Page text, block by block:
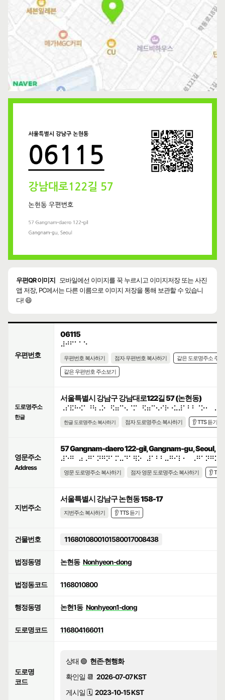
우편QR 이미지
모바일에선 이미지를 꾹 누르시고 이미지저장 또는 사진
앱 저장, PC에서는 다른 이름으로 이미지 저장을 통해 보관할 수 있습니
다! 😄
우편번호
06115
⠼⠚⠋⠁⠁⠑
우편번호 복사하기 점자 우편번호 복사하기
같은 도로명주소 주
같은 우편번호 주소보기
도로명주소
한글
서울특별시 강남구 강남대로122길 57 (논현동)
한글 도로명주소 복사하기 점자 도로명주소 복사하기 👂 TTS 듣기
영문주소
Address
57 Gangnam-daero 122-gil, Gangnam-gu, Seoul,
영문 도로명주소 복사하기 점자 영문 도로명주소 복사하기 👂 TTS
지번주소
서울특별시 강남구 논현동 158-17
지번주소 복사하기 👂 TTS 듣기
건물번호 1168010800101580017008438
법정동명 논현동 Nonhyeon-dong
법정동코드 1168010800
행정동명 논현1동 Nonhyeon1-dong
도로명코드 116804166011
도로명
코드
상태 🟢 현존·현행화
확인일 📆 2026-07-07 KST
게시일 🗓️ 2023-10-15 KST